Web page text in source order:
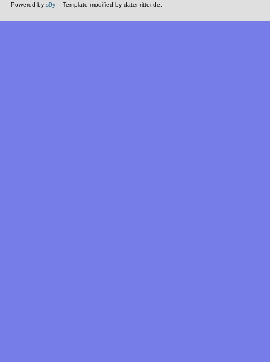
Powered by s9y – Template modified by datenritter.de.